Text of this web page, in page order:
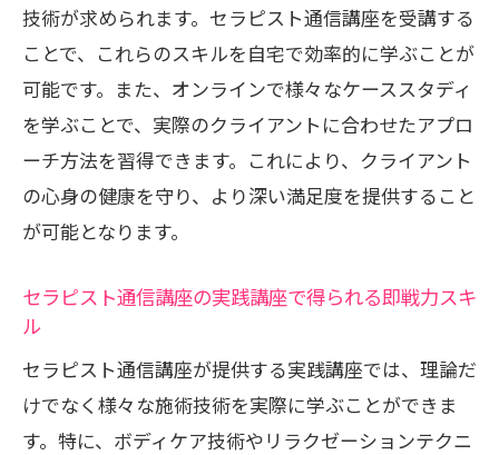
技術が求められます。セラピスト通信講座を受講する
ことで、これらのスキルを自宅で効率的に学ぶことが
可能です。また、オンラインで様々なケーススタディ
を学ぶことで、実際のクライアントに合わせたアプロ
ーチ方法を習得できます。これにより、クライアント
の心身の健康を守り、より深い満足度を提供すること
が可能となります。
セラピスト通信講座の実践講座で得られる即戦力スキ
ル
セラピスト通信講座が提供する実践講座では、理論だ
けでなく様々な施術技術を実際に学ぶことができま
す。特に、ボディケア技術やリラクゼーションテクニ